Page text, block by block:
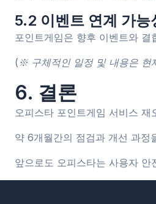
5.2 이벤트 연계 가능
포인트게임은 향후 이벤트와
(※ 구체적인 일정 및 내용은 현
6. 결론
오피스타 포인트게임 서비스
약 6개월간의 점검과 개선 과정
앞으로도 오피스타는 사용자